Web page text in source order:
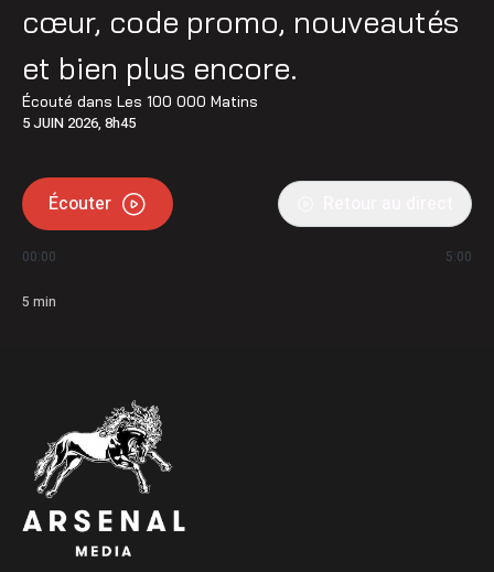
cœur, code promo, nouveautés
et bien plus encore.
Écouté dans Les 100 000 Matins
5 JUIN 2026, 8h45
Écouter
00:00 5:00
5 min